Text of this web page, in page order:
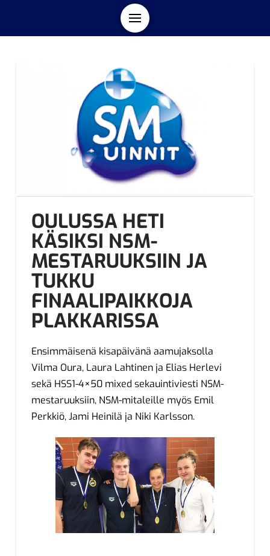
OULUSSA HETI
KÄSIKSI NSM-
MESTARUUKSIIN JA
TUKKU
FINAALIPAIKKOJA
PLAKKARISSA
Ensimmäisenä kisapäivänä aamujaksolla
Vilma Oura, Laura Lahtinen ja Elias Herlevi
sekä HSS1-4×50 mixed sekauintiviesti NSM-
mestaruuksiin, NSM-mitaleille myös Emil
Perkkiö, Jami Heinilä ja Niki Karlsson.